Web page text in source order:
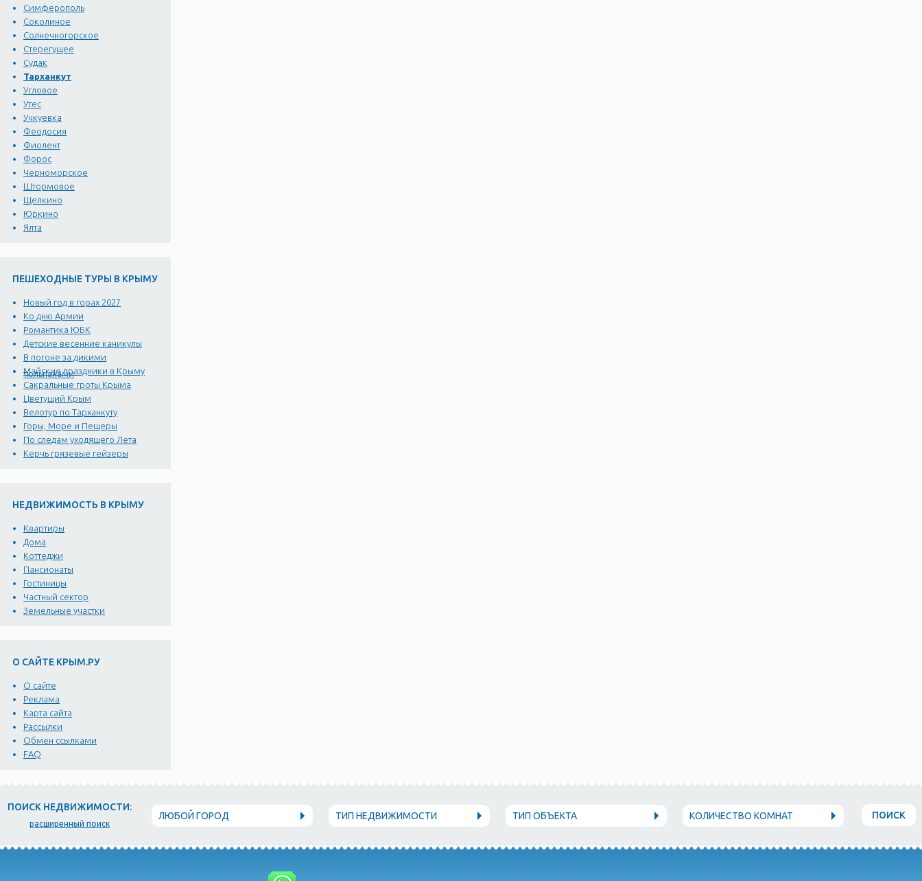
Симферополь
Соколиное
Солнечногорское
Стерегущее
Судак
Тарханкут
Угловое
Утес
Учкуевка
Феодосия
Фиолент
Форос
Черноморское
Штормовое
Щелкино
Юркино
Ялта
ПЕШЕХОДНЫЕ ТУРЫ В КРЫМУ
Новый год в горах 2027
Ко дню Армии
Романтика ЮБК
Детские весенние каникулы
В погоне за дикими
тюльпанами
Майские праздники в Крыму
Сакральные гроты Крыма
Цветущий Крым
Велотур по Тарханкуту
Горы, Море и Пещеры
По следам уходящего Лета
Керчь грязевые гейзеры
НЕДВИЖИМОСТЬ В КРЫМУ
Квартиры
Дома
Коттеджи
Пансионаты
Гостиницы
Частный сектор
Земельные участки
О САЙТЕ КРЫМ.РУ
О сайте
Реклама
Карта сайта
Рассылки
Обмен ссылками
FAQ
ПОИСК НЕДВИЖИМОСТИ:
расширенный поиск
ЛЮБОЙ ГОРОД ТИП НЕДВИЖИМОСТИ ТИП ОБЪЕКТА КОЛИЧЕСТВО КОМНАТ ПОИСК